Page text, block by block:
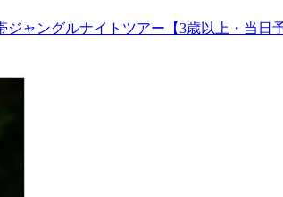
ャングルナイトツアー【3歳以上・当日